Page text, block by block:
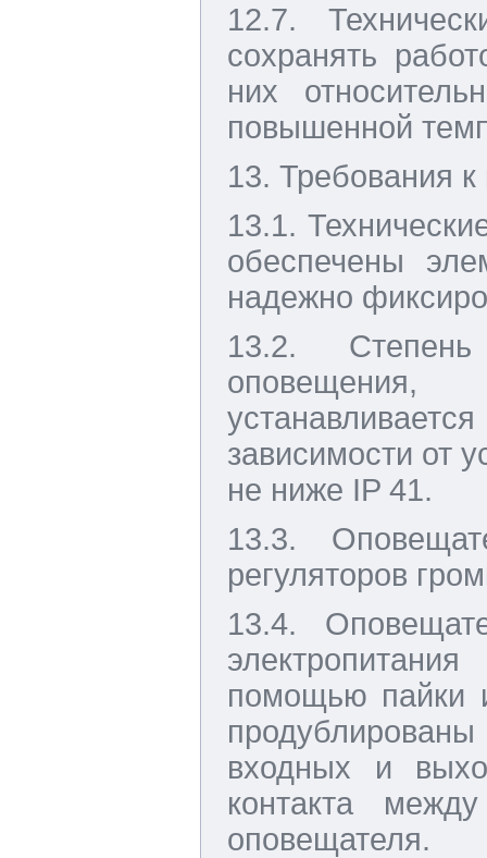
12.7.
сохранять
них
повышенной
13. Требования к
13.1.
обеспечены
надежно
13.2.
оповещения,
зависимости от
не ниже IP 41.
13.3.
регуляторов
13.4.
помощью пайки
входных и
контакта
оповещателя.